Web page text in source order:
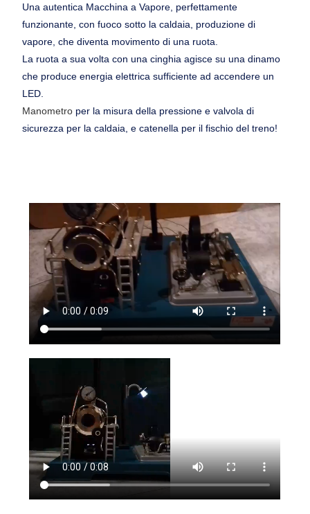
Una autentica Macchina a Vapore, perfettamente
funzionante, con fuoco sotto la caldaia, produzione di
vapore, che diventa movimento di una ruota.
La ruota a sua volta con una cinghia agisce su una dinamo
che produce energia elettrica sufficiente ad accendere un
LED.
Manometro per la misura della pressione e valvola di
sicurezza per la caldaia, e catenella per il fischio del treno!